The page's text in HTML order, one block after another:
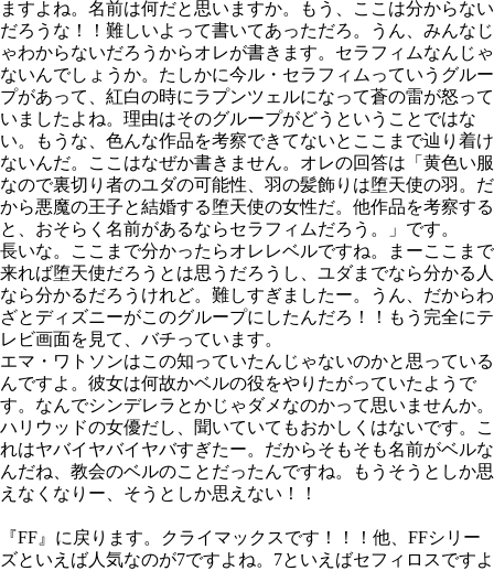
ますよね。名前は何だと思いますか。もう、ここは分からない
だろうな！！難しいよって書いてあっただろ。うん、みんなじ
ゃわからないだろうからオレが書きます。セラフィムなんじゃ
ないんでしょうか。たしかに今ル・セラフィムっていうグルー
プがあって、紅白の時にラプンツェルになって蒼の雷が怒って
いましたよね。理由はそのグループがどうということではな
い。もうな、色んな作品を考察できてないとここまで辿り着け
ないんだ。ここはなぜか書きません。オレの回答は「黄色い服
なので裏切り者のユダの可能性、羽の髪飾りは堕天使の羽。だ
から悪魔の王子と結婚する堕天使の女性だ。他作品を考察する
と、おそらく名前があるならセラフィムだろう。」です。
長いな。ここまで分かったらオレレベルですね。まーここまで
来れば堕天使だろうとは思うだろうし、ユダまでなら分かる人
なら分かるだろうけれど。難しすぎましたー。うん、だからわ
ざとディズニーがこのグループにしたんだろ！！もう完全にテ
レビ画面を見て、バチっています。
エマ・ワトソンはこの知っていたんじゃないのかと思っている
んですよ。彼女は何故かベルの役をやりたがっていたようで
す。なんでシンデレラとかじゃダメなのかって思いませんか。
ハリウッドの女優だし、聞いていてもおかしくはないです。こ
れはヤバイヤバイヤバすぎたー。だからそもそも名前がベルな
んだね、教会のベルのことだったんですね。もうそうとしか思
えなくなりー、そうとしか思えない！！
『FF』に戻ります。クライマックスです！！！他、FFシリー
ズといえば人気なのが7ですよね。7といえばセフィロスですよ